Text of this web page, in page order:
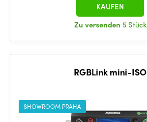
Zu versenden 5 Stück
KAUFEN
RGBLink mini-ISO
SHOWROOM PRAHA